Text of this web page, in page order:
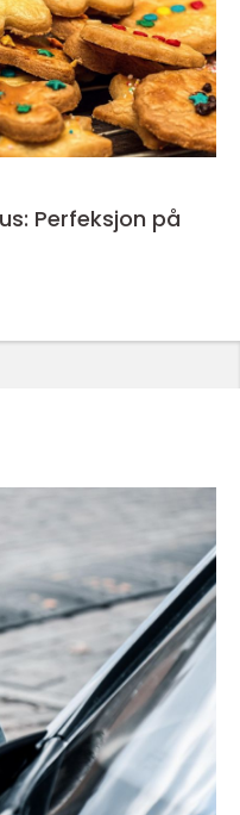
Perfeksjon på